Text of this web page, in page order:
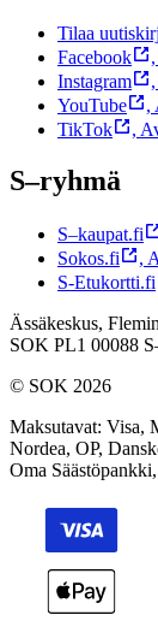
Tilaa
Facebook
,
Instagram
,
YouTube
,
TikTok
,
S–ryhmä
S–kaupat.fi
Sokos.fi
,
S-Etukortti.fi
Ässäkeskus,
SOK PL1 00088
© SOK 2026
Maksutavat: Visa,
Nordea, OP,
Oma